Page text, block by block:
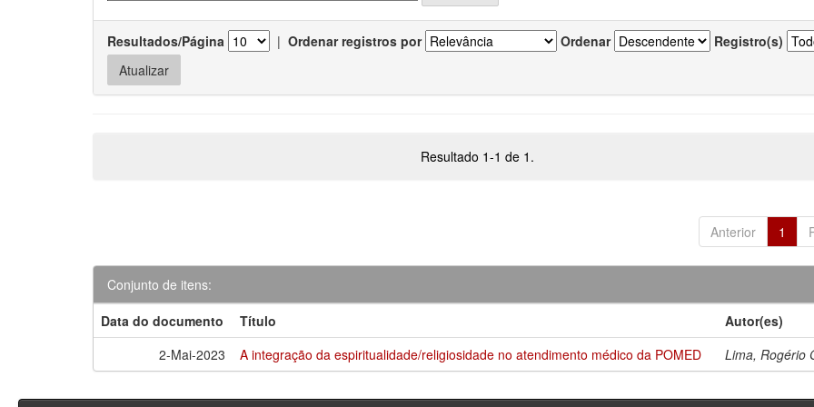
Resultados/Página | Ordenar registros por Ordenar Registro(s)
Resultado 1-1 de 1.
Anterior 1
Conjunto de itens:
Data do documento
Título
Autor(es)
2-Mai-2023
A integração da espiritualidade/religiosidade no atendimento médico da POMED Lima, Rogério